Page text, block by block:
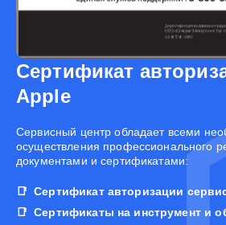
Сертификат
Apple
Cервисный центр обладает всеми
осуществления профессионального
документами и сертификатами:
Сертификат авторизации
Сертификаты на инструмент и